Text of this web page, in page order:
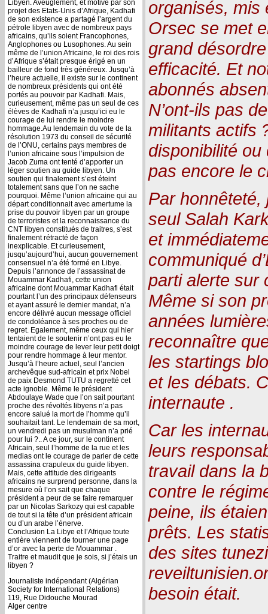
Libyen. Aveuglement, et motivé par son
projet des Etats-Unis d’Afrique, Kadhafi
de son existence a partagé l’argent du
pétrole libyen avec de nombreux pays
africains, qu’ils soient Francophones,
Anglophones ou Lusophones. Au sein
même de l’union Africaine, le roi des rois
d’Afrique s’était presque érigé en un
bailleur de fond très généreux. Jusqu’à
l’heure actuelle, il existe sur le continent
de nombreux présidents qui ont été
portés au pouvoir par Kadhafi. Mais,
curieusement, même pas un seul de ces
élèves de Kadhafi n’a jusqu’ici eu le
courage de lui rendre le moindre
hommage.Au lendemain du vote de la
résolution 1973 du conseil de sécurité
de l’ONU, certains pays membres de
l’union africaine sous l’impulsion de
Jacob Zuma ont tenté d’apporter un
léger soutien au guide libyen. Un
soutien qui finalement s’est éteint
totalement sans que l’on ne sache
pourquoi. Même l’union africaine qui au
départ conditionnait avec amertume la
prise du pouvoir libyen par un groupe
de terroristes et la reconnaissance du
CNT libyen constitués de traitres, s’est
finalement rétracté de façon
inexplicable. Et curieusement,
jusqu’aujourd’hui, aucun gouvernement
consensuel n’a été formé en Libye.
Depuis l’annonce de l’assassinat de
Mouammar Kadhafi, cette union
africaine dont Mouammar Kadhafi était
pourtant l’un des principaux défenseurs
et ayant assuré le dernier mandat, n’a
encore délivré aucun message officiel
de condoléance à ses proches ou de
regret. Egalement, même ceux qui hier
tentaient de le soutenir n’ont pas eu le
moindre courage de lever leur petit doigt
pour rendre hommage à leur mentor.
Jusqu’à l’heure actuel, seul l’ancien
archevêque sud-africain et prix Nobel
de paix Desmond TUTU a regretté cet
acte ignoble. Même le président
Abdoulaye Wade que l’on sait pourtant
proche des révoltés libyens n’a pas
encore salué la mort de l’homme qu’il
souhaitait tant. Le lendemain de sa mort,
un vendredi pas un musulman n’a prié
pour lui ?.. A ce jour, sur le continent
Africain, seul l’homme de la rue et les
medias ont le courage de parler de cette
assassina crapuleux du guide libyen.
Mais, cette attitude des dirigeants
africains ne surprend personne, dans la
mesure où l’on sait que chaque
président a peur de se faire remarquer
par un Nicolas Sarkozy qui est capable
de tout si la tête d’un président africain
ou d’un arabe l’énerve.
Conclusion La Libye et l’Afrique toute
entière viennent de tourner une page
d’or avec la perte de Mouammar .
Traitre et maudit que je sois, si j’étais un
libyen ?
Journaliste indépendant (Algérian
Society for International Relations)
119, Rue Didouche Mourad
Alger centre
organisés, mis
Orsec se met
grand
efficacité. Et
abonnés
N’ont-ils pas
militants actifs
disponibilité ou
pas encore le
Par
seul Salah
et
communiqué
parti alerte sur
Même si son
années
reconnaître
les startings
et les débats.
internaute .
Car les
leurs
travail dans la
contre le
peine, ils
prêts. Les
des sites
besoin était.